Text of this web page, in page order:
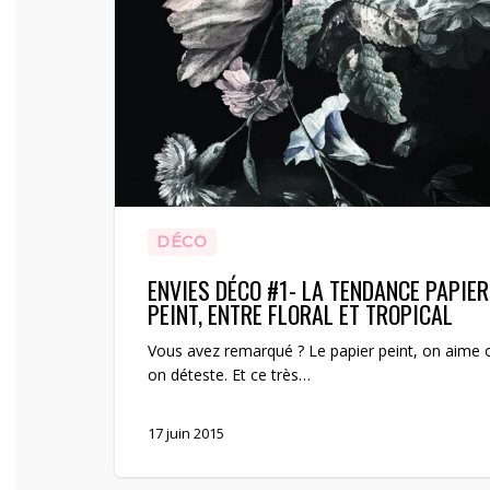
DÉCO
ENVIES DÉCO #1- LA TENDANCE PAPIER
PEINT, ENTRE FLORAL ET TROPICAL
Vous avez remarqué ? Le papier peint, on aime
on déteste. Et ce très…
17 juin 2015